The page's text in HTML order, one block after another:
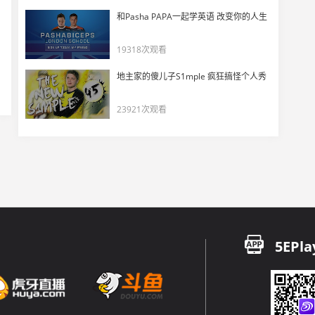
和Pasha PAPA一起学英语 改变你的人生
19318次观看
地主家的傻儿子S1mple 疯狂搞怪个人秀
23921次观看